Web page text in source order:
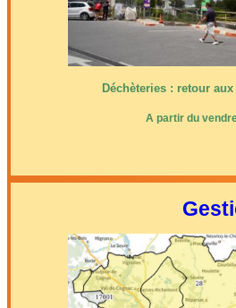
Déchèteries : retour
A partir du